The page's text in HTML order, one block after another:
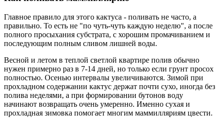
Главное правило для этого кактуса - поливать не часто, а
правильно. То есть не "по чуть-чуть каждую неделю", а после
полного просыхания субстрата, с хорошим промачиванием и
последующим полным сливом лишней воды.
Весной и летом в теплой светлой квартире полив обычно
нужен примерно раз в 7-14 дней, но только если грунт просох
полностью. Осенью интервалы увеличиваются. Зимой при
прохладном содержании кактус держат почти сухо, иногда без
полива неделями, а при формировании бутонов воду
начинают возвращать очень умеренно. Именно сухая и
прохладная зимовка помогает многим маммилляриям цвести.